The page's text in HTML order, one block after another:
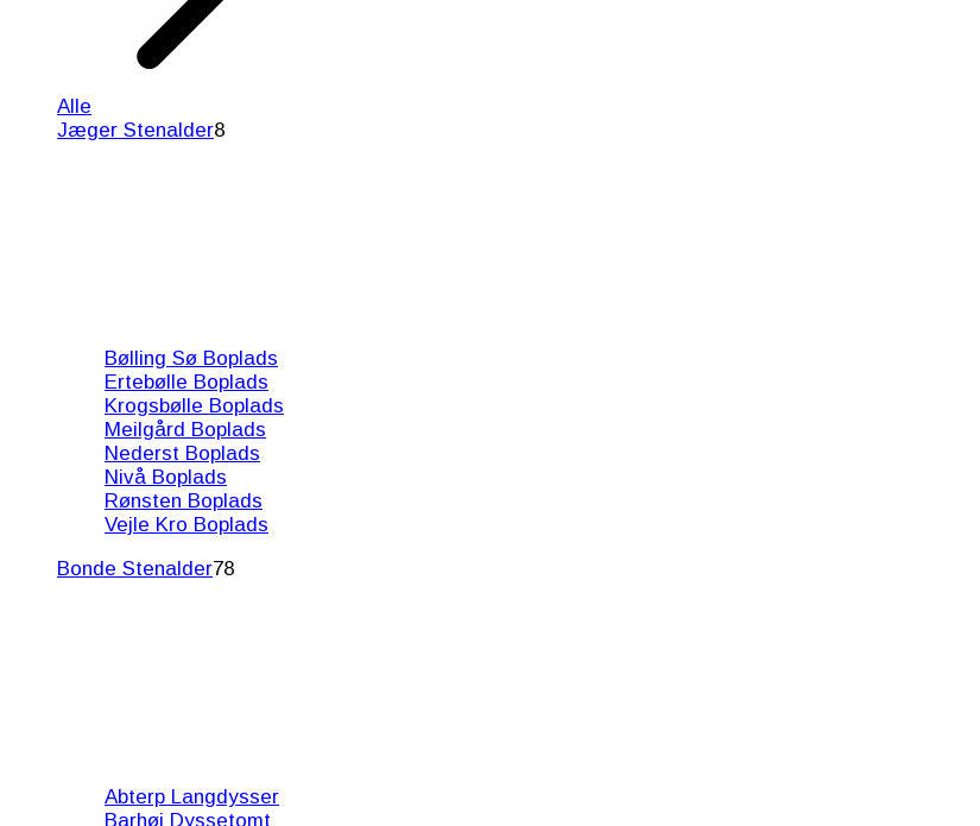
Alle
Jæger Stenalder8
Bølling Sø Boplads
Ertebølle Boplads
Krogsbølle Boplads
Meilgård Boplads
Nederst Boplads
Nivå Boplads
Rønsten Boplads
Vejle Kro Boplads
Bonde Stenalder78
Abterp Langdysser
Barhøj Dyssetomt